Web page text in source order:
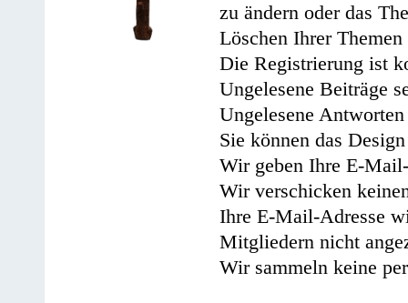
zu ändern oder das
Löschen Ihrer
Die Registrierung ist
Ungelesene Beiträge
Ungelesene
Sie können das
Wir geben Ihre E-
Wir verschicken
Ihre E-Mail-Adresse
Mitgliedern nicht
Wir sammeln keine